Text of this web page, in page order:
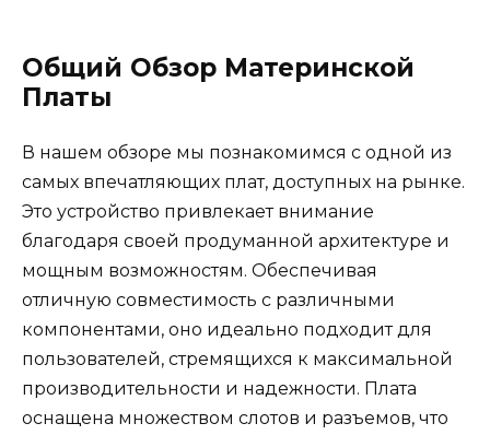
Общий Обзор Материнской
Платы
В нашем обзоре мы познакомимся с одной из
самых впечатляющих плат, доступных на рынке.
Это устройство привлекает внимание
благодаря своей продуманной архитектуре и
мощным возможностям. Обеспечивая
отличную совместимость с различными
компонентами, оно идеально подходит для
пользователей, стремящихся к максимальной
производительности и надежности. Плата
оснащена множеством слотов и разъемов, что